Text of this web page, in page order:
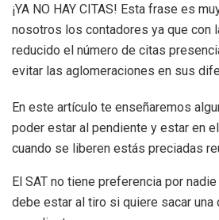
¡YA NO HAY CITAS! Esta frase es
nosotros los contadores ya que con
reducido el número de citas
evitar las aglomeraciones en sus
En este artículo te enseñaremos
poder estar al pendiente y estar en
cuando se liberen estás preciadas
El SAT no tiene preferencia por
debe estar al tiro si quiere sacar una